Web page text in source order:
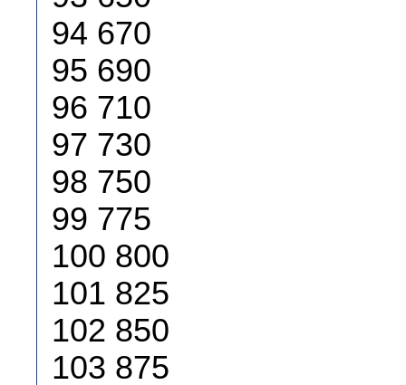
94 670
95 690
96 710
97 730
98 750
99 775
100 800
101 825
102 850
103 875